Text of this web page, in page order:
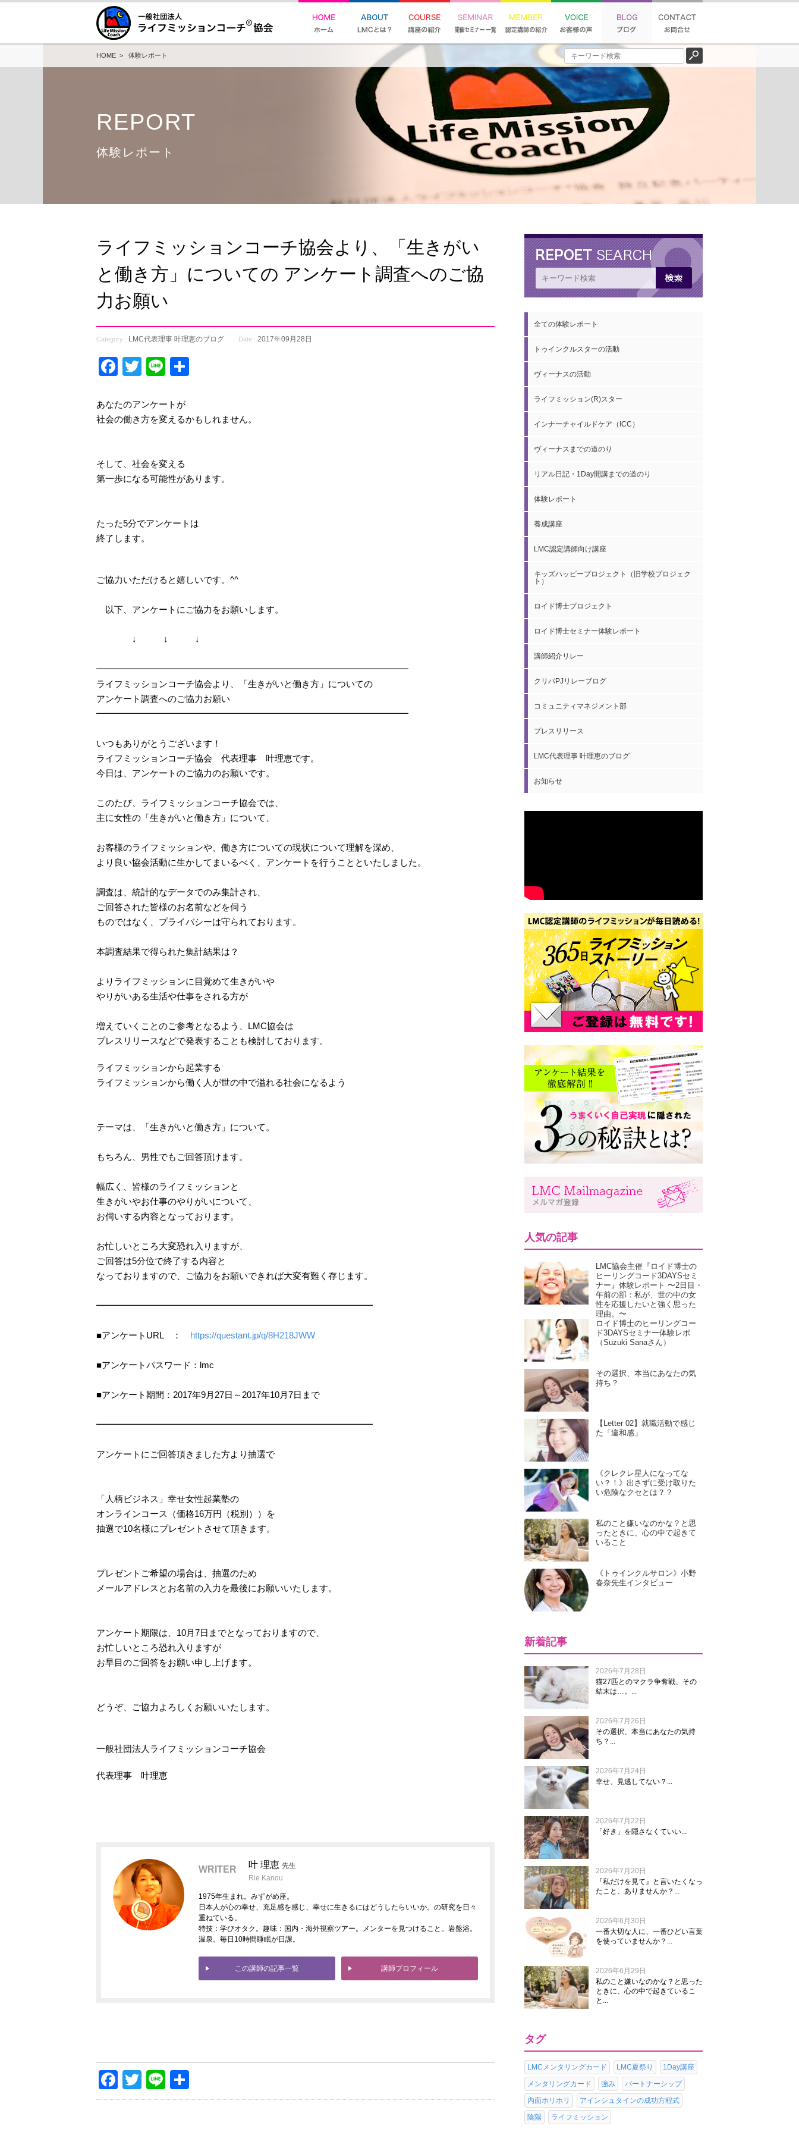
HOME > 体験レポート
REPORT
体験レポート
ライフミッションコーチ協会より、「生きがい
と働き方」についての アンケート調査へのご協
力お願い
Category : LMC代表理事 叶理恵のブログ Date : 2017年09月28日
Facebook
Twitter
Line
あなたのアンケートが
社会の働き方を変えるかもしれません。
そして、社会を変える
第一歩になる可能性があります。
たった5分でアンケートは
終了します。
ご協力いただけると嬉しいです。^^
以下、アンケートにご協力をお願いします。
↓ ↓ ↓
━━━━━━━━━━━━━━━━━━━━━━━━━━━━━━━━━━━
ライフミッションコーチ協会より、「生きがいと働き方」 についての
アンケート調査へのご協力お願い
━━━━━━━━━━━━━━━━━━━━━━━━━━━━━━━━━━━
いつもありがとうございます！
ライフミッションコーチ協会 代表理事 叶理恵です。
今日は、アンケートのご協力のお願いです。
このたび、ライフミッションコーチ協会では、
主に女性の「生きがいと働き方」について、
お客様のライフミッションや、 働き方についての現状について理解を深め、
より良い協会活動に生かしてまいるべく、 アンケートを行うことといたしました。
調査は、統計的なデータでのみ集計され、
ご回答された皆様のお名前などを伺う
ものではなく、プライバシーは守られております。
本調査結果で得られた集計結果は？
よりライフミッションに目覚めて生きがいや
やりがいある生活や仕事をされる方が
増えていくことのご参考となるよう、LMC協会は
プレスリリースなどで発表することも検討しております。
ライフミッションから起業する
ライフミッションから働く人が世の中で溢れる社会になるよう
テーマは、「生きがいと働き方」について。
もちろん、男性でもご回答頂けます。
幅広く、皆様のライフミッションと
生きがいやお仕事のやりがいについて、
お伺いする内容となっております。
お忙しいところ大変恐れ入りますが、
ご回答は5分位で終了する内容と
なっておりますので、
ご協力をお願いできれば大変有難く存じます。
━━━━━━━━━━━━━━━━━━━━━━━━━━━━━━━
■アンケートURL ： https://questant.jp/q/8H218JWW
■アンケートパスワード：lmc
■アンケート期間：2017年9月27日～ 2017年10月7日まで
━━━━━━━━━━━━━━━━━━━━━━━━━━━━━━━
アンケートにご回答頂きました方より抽選で
「人柄ビジネス」幸せ女性起業塾の
オンラインコース（価格16万円（税別））を
抽選で10名様にプレゼントさせて頂きます。
プレゼントご希望の場合は、抽選のため
メールアドレスとお名前の入力を最後にお願いいたします。
アンケート期限は、10月7日までとなっておりますので、
お忙しいところ恐れ入りますが
お早目のご回答をお願い申し上げます。
どうぞ、ご協力よろしくお願いいたします。
一般社団法人ライフミッションコーチ協会
代表理事 叶理恵
WRITER 叶 理恵 先生
Rie Kanou
1975年生まれ。みずがめ座。
日本人が心の幸せ、充足感を感じ、幸せに生きるにはどうしたらいいか。の研究を日々
重ねている。
特技：学びオタク。趣味：国内・海外視察ツアー。メンターを見つけること。岩盤浴。
温泉。毎日10時間睡眠が日課。
この講師の記事一覧 講師プロフィール
Facebook
Twitter
Line
有
全ての体験レポート
トゥインクルスターの活動
ヴィーナスの活動
ライフミッション(R)スター
インナーチャイルドケア（ICC）
ヴィーナスまでの道のり
リアル日記・1Day開講までの道のり
体験レポート
養成講座
LMC認定講師向け講座
キッズハッピープロジェクト（旧学校プロジェク
ト）
ロイド博士プロジェクト
ロイド博士セミナー体験レポート
講師紹介リレー
クリパPJリレーブログ
コミュニティマネジメント部
プレスリリース
LMC代表理事 叶理恵のブログ
お知らせ
人気の記事
LMC協会主催『ロイド博士の
ヒーリングコード3DAYSセミ
ナー』体験レポート 〜2日目・
午前の部：私が、世の中の女
性を応援したいと強く思った
理由。〜
ロイド博士のヒーリングコー
ド3DAYSセミナー体験レポ
（Suzuki Sanaさん）
その選択、本当にあなたの気
持ち？
【Letter 02】就職活動で感じ
た「違和感」
《クレクレ星人になってな
い？！》出さずに受け取りた
い危険なクセとは？？
私のこと嫌いなのかな？と思
ったときに、心の中で起きて
いること
《トゥインクルサロン》小野
春奈先生インタビュー
新着記事
2026年7月28日
猫27匹とのマクラ争奪戦、その
結末は…。...
2026年7月26日
その選択、本当にあなたの気持
ち？...
2026年7月24日
幸せ、見逃してない？...
2026年7月22日
「好き」を隠さなくていい...
2026年7月20日
『私だけを見て』と言いたくなっ
たこと、ありませんか？...
2026年6月30日
一番大切な人に、一番ひどい言葉
を使っていませんか？...
2026年6月29日
私のこと嫌いなのかな？と思った
ときに、心の中で起きているこ
と...
タグ
LMCメンタリングカード LMC夏祭り
1Day講座
メンタリングカード
強み
パートナーシップ
内面ホリホリ
アインシュタインの成功方程式
陰陽
ライフミッション